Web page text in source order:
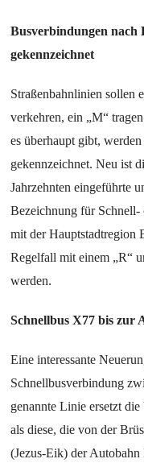
Busverbindungen nach
gekennzeichnet
Straßenbahnlinien sollen
verkehren, ein „M“
es überhaupt gibt,
gekennzeichnet. Neu ist
Jahrzehnten eingeführte
Bezeichnung für Schnell-
mit der Hauptstadtregion
Regelfall mit einem „R“
werden.
Schnellbus X77 bis zur
Eine interessante
Schnellbusverbindung
genannte Linie ersetzt
als diese, die von der
(Jezus-Eik) der